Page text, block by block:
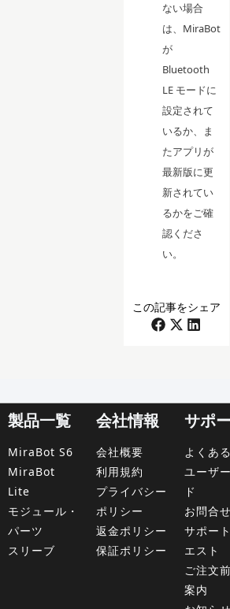
ない場合
は、MiraBot
が
Bluetooth
LE モードに
設定されて
いるか、ま
たアプリが
最新版に更
新されてい
るかをご確
認くださ
い。
この記事をシェア
製品一覧
MiraBot S6
MiraBot
Lite
モジュール・
パーツ
スリーブ
会社情報
会社概要
利用規約
プライバシー
ポリシー
返金ポリシー
保証ポリシー
サポ
よくあ
ユーザ
ド
お問合せ
サポー
エスト
ご注文
案内